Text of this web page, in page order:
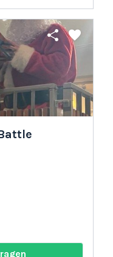
share favorite